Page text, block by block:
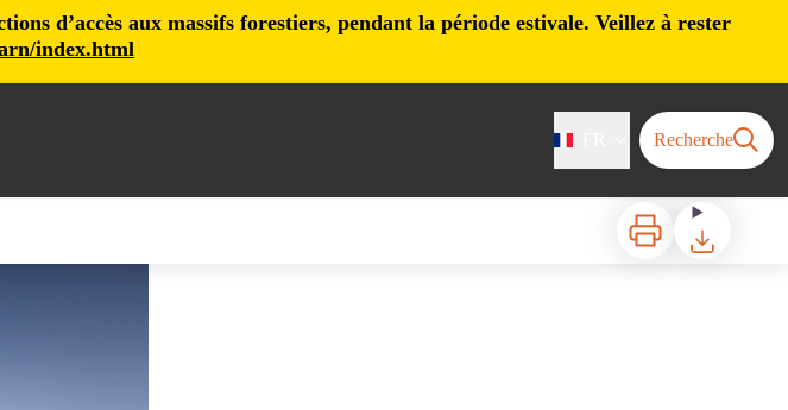
d’accès aux massifs forestiers, pendant la période estivale. Veillez à rester
index.html
Recherche
Imprimer Télécharger